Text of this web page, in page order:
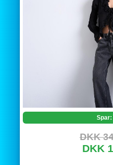
Spar:
DKK
DKK